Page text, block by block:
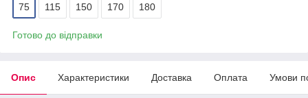
75 115 150 170 180
Готово до відправки
Опис Характеристики Доставка Оплата Умови